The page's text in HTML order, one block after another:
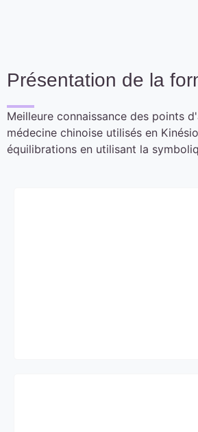
Présentation de la
Meilleure connaissance des points
médecine chinoise utilisés en
équilibrations en utilisant la